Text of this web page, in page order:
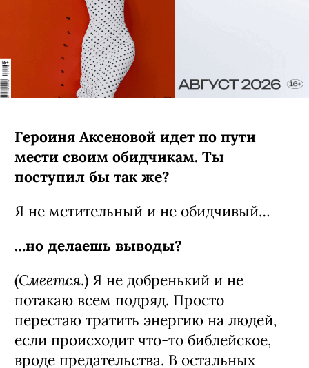
Героиня Аксеновой идет по пути
мести своим обидчикам. Ты
поступил бы так же?
Я не мстительный и не обидчивый…
…но делаешь выводы?
(Смеется.) Я не добренький и не
потакаю всем подряд. Просто
перестаю тратить энергию на людей,
если происходит что-то библейское,
вроде предательства. В остальных